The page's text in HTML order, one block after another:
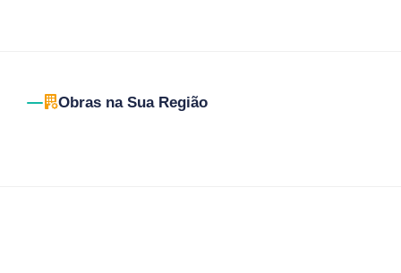
Obras na Sua Região